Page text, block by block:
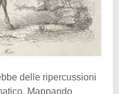
delle ripercussioni
Mappando